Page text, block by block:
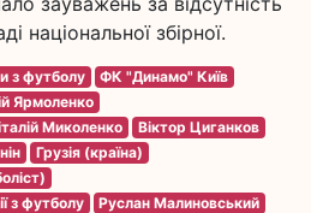
національної збірної.
з футболу
ФК "Динамо" Київ
Ярмоленко
Миколенко
Віктор Циганков
Грузія (країна)
з футболу
Руслан Малиновський